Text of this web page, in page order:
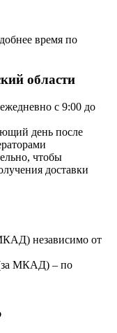
время по
области
с 9:00 до
день после
чтобы
доставки
независимо от
(за МКАД) – по